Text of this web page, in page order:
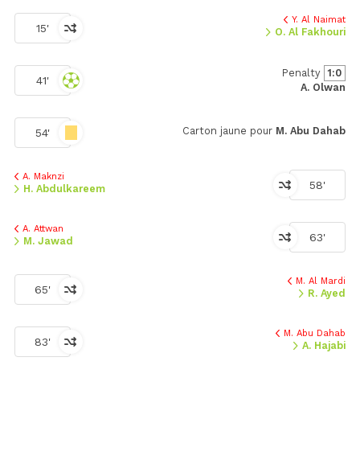
15'
Y. Al Naimat
O. Al Fakhouri
41'
Penalty 1:0
A. Olwan
54' Carton jaune pour M. Abu Dahab
58'
A. Maknzi
H. Abdulkareem
63'
A. Attwan
M. Jawad
65'
M. Al Mardi
R. Ayed
83'
M. Abu Dahab
A. Hajabi